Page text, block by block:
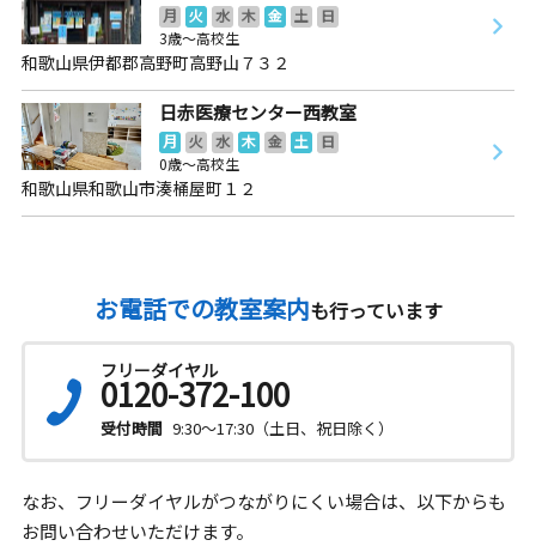
月 火 水 木 金 土
日
3歳～高校生
和歌山県伊都郡高野町高野山７３２
日赤医療センター西教室
月 火 水 木 金 土
日
0歳～高校生
和歌山県和歌山市湊桶屋町１２
お電話での教室案内も行っています
フリーダイヤル
0120-372-100
受付時間 9:30～17:30（土日、祝日除く）
なお、フリーダイヤルがつながりにくい場合は、以下からも
お問い合わせいただけます。